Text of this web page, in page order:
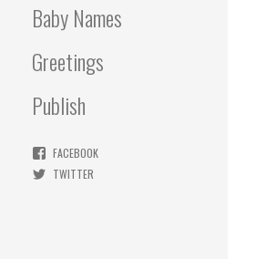
Baby Names
Greetings
Publish
FACEBOOK
TWITTER